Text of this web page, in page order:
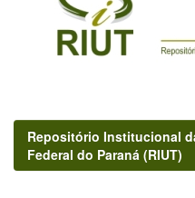
Repositório Institucional
Federal do Paraná (RIUT)